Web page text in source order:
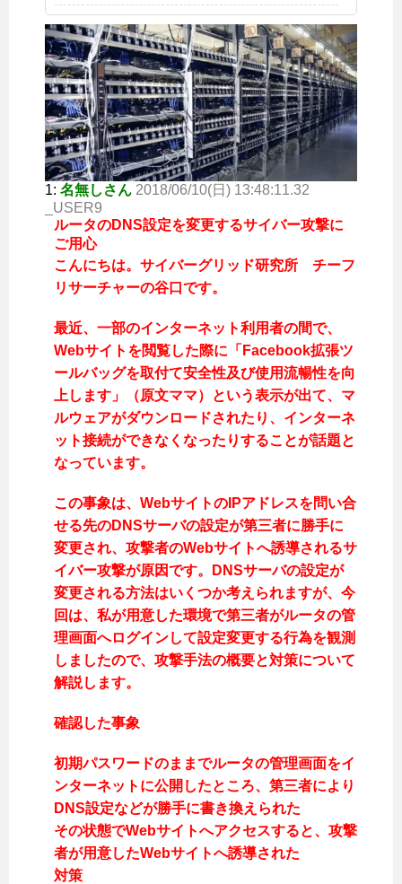
1: 名無しさん 2018/06/10(日) 13:48:11.32
_USER9
ルータのDNS設定を変更するサイバー攻撃に
ご用心
こんにちは。サイバーグリッド研究所 チーフ
リサーチャーの谷口です。
最近、一部のインターネット利用者の間で、
Webサイトを閲覧した際に「Facebook拡張ツ
ールバッグを取付て安全性及び使用流暢性を向
上します」（原文ママ）という表示が出て、マ
ルウェアがダウンロードされたり、インターネ
ット接続ができなくなったりすることが話題と
なっています。
この事象は、WebサイトのIPアドレスを問い合
せる先のDNSサーバの設定が第三者に勝手に
変更され、攻撃者のWebサイトへ誘導されるサ
イバー攻撃が原因です。DNSサーバの設定が
変更される方法はいくつか考えられますが、今
回は、私が用意した環境で第三者がルータの管
理画面へログインして設定変更する行為を観測
しましたので、攻撃手法の概要と対策について
解説します。
確認した事象
初期パスワードのままでルータの管理画面をイ
ンターネットに公開したところ、第三者により
DNS設定などが勝手に書き換えられた
その状態でWebサイトへアクセスすると、攻撃
者が用意したWebサイトへ誘導された
対策